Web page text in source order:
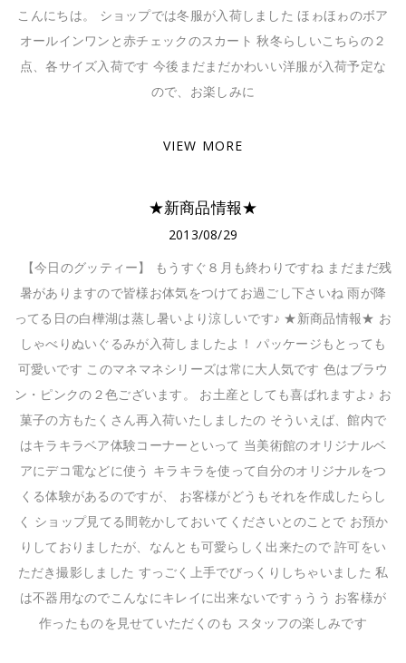
こんにちは。 ショップでは冬服が入荷しました ほゎほゎのボア
オールインワンと赤チェックのスカート 秋冬らしいこちらの２
点、各サイズ入荷です 今後まだまだかわいい洋服が入荷予定な
ので、お楽しみに
VIEW MORE
★新商品情報★
2013/08/29
【今日のグッティー】 もうすぐ８月も終わりですね まだまだ残
暑がありますので皆様お体気をつけてお過ごし下さいね 雨が降
ってる日の白樺湖は蒸し暑いより涼しいです♪ ★新商品情報★ お
しゃべりぬいぐるみが入荷しましたよ！ パッケージもとっても
可愛いです このマネマネシリーズは常に大人気です 色はブラウ
ン・ピンクの２色ございます。 お土産としても喜ばれますよ♪ お
菓子の方もたくさん再入荷いたしましたの そういえば、館内で
はキラキラベア体験コーナーといって 当美術館のオリジナルベ
アにデコ電などに使う キラキラを使って自分のオリジナルをつ
くる体験があるのですが、 お客様がどうもそれを作成したらし
く ショップ見てる間乾かしておいてくださいとのことで お預か
りしておりましたが、なんとも可愛らしく出来たので 許可をい
ただき撮影しました すっごく上手でびっくりしちゃいました 私
は不器用なのでこんなにキレイに出来ないですぅうう お客様が
作ったものを見せていただくのも スタッフの楽しみです